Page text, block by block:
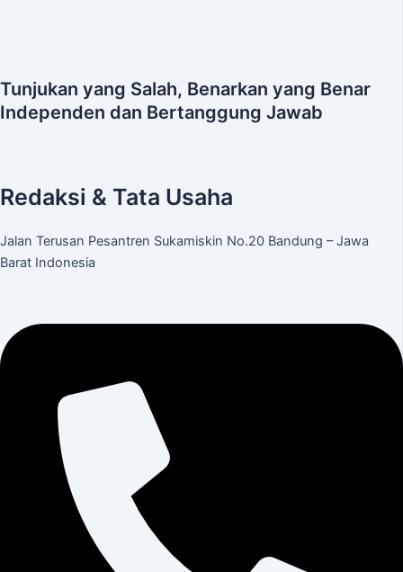
Tunjukan yang Salah, Benarkan yang Benar
Independen dan Bertanggung Jawab
Redaksi & Tata Usaha
Jalan Terusan Pesantren Sukamiskin No.20 Bandung – Jawa
Barat Indonesia